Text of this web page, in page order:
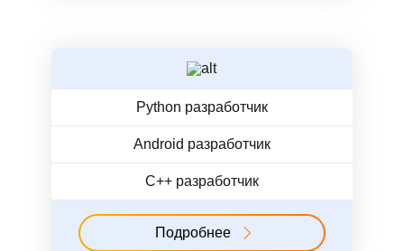
Python разработчик
Android разработчик
C++ разработчик
Подробнее